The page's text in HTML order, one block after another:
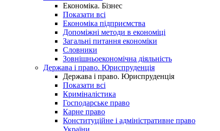
Економіка. Бізнес
Показати всі
Економіка підприємства
Допоміжні методи в економіці
Загальні питання економіки
Словники
Зовнішньоекономічна діяльність
Держава і право. Юриспруденція
Держава і право. Юриспруденція
Показати всі
Криміналістика
Господарське право
Карне право
Конституційне і адміністративне право
України